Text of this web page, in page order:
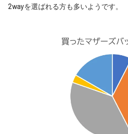
2wayを選ばれる方も多いようです。